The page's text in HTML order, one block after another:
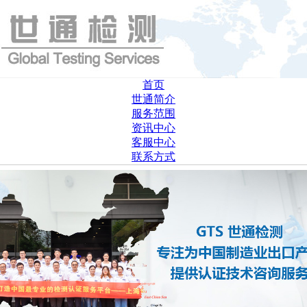
首页
世通简介
服务范围
资讯中心
客服中心
联系方式